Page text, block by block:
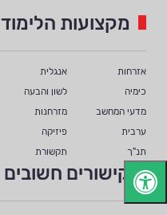
מקצועות הלימוד
אזרחות אנגלית
כימיה
לשון והבעה
מדעי המחשב
מזרחנות
ערבית
פיזיקה
תנ"ך
תקשורת
קישורים חשובים